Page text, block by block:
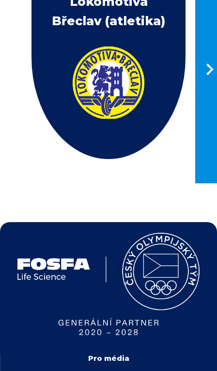
Břeclav (atletika)
Pro média